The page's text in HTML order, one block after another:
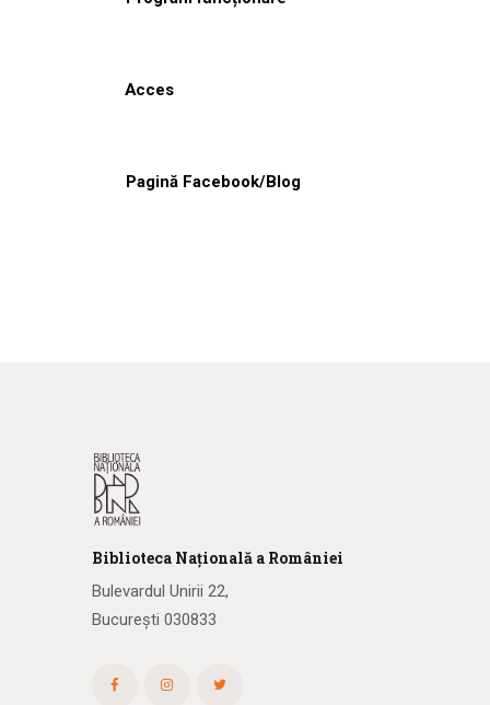
Acces
Pagină Facebook/Blog
Biblioteca Națională a României
Bulevardul Unirii 22,
București 030833